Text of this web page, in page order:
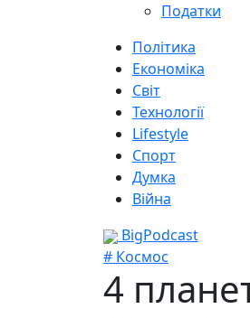
Податки
Політика
Економіка
Світ
Технології
Lifestyle
Спорт
Думка
Війна
BigPodcast
# Космос
4